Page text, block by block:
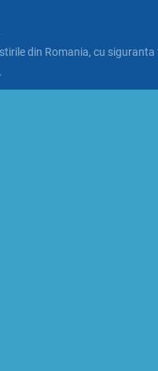
din Romania, cu